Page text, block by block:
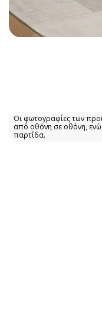
Οι φωτογραφίες των
από οθόνη σε οθόνη,
παρτίδα.